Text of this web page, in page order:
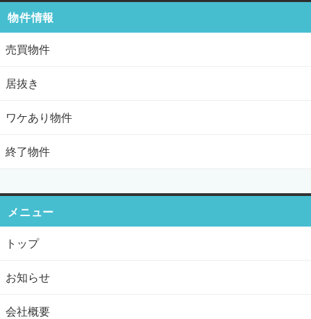
物件情報
売買物件
居抜き
ワケあり物件
終了物件
メニュー
トップ
お知らせ
会社概要